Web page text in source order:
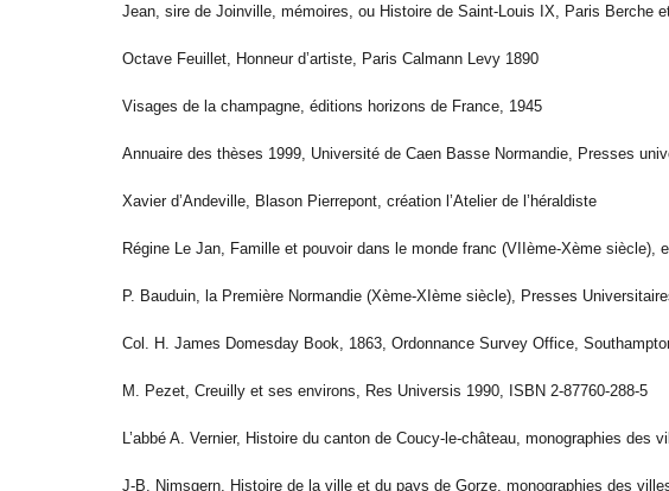
Jean, sire de Joinville, mémoires, ou Histoire de Saint-Louis IX, Paris Berche
Octave Feuillet, Honneur d’artiste, Paris Calmann Levy 1890
Visages de la champagne, éditions horizons de France, 1945
Annuaire des thèses 1999, Université de Caen Basse Normandie, Presses
Xavier d’Andeville, Blason Pierrepont, création l’Atelier de l’héraldiste
Régine Le Jan, Famille et pouvoir dans le monde franc (VIIème-Xème siècle),
P. Bauduin, la Première Normandie (Xème-XIème siècle), Presses
Col. H. James Domesday Book, 1863, Ordonnance Survey Office,
M. Pezet, Creuilly et ses environs, Res Universis 1990, ISBN 2-87760-288-5
L’abbé A. Vernier, Histoire du canton de Coucy-le-château, monographies
J-B. Nimsgern, Histoire de la ville et du pays de Gorze, monographies des